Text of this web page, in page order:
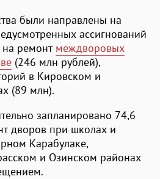
были направлены на
ассигнований
на ремонт междворовых
(246 млн рублей),
в Кировском и
(89 млн).
запланировано 74,6
дворов при школах и
Карабулаке,
и Озинском районах